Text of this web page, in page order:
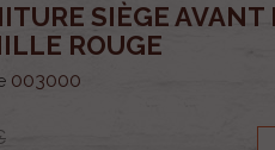
SIÈGE
ROUGE
003000